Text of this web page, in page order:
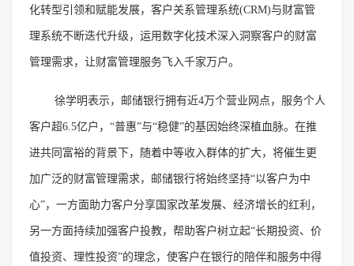
化转型引领和赋能发展，客户关系管理系统(CRM)与财富管
理系统不断迭代升级，运用数字化技术深入洞察客户的财富
管理需求，让财富管理服务飞入千家万户。
徐学明表示，邮储银行拥有近4万个营业网点，服务个人
客户超6.5亿户，“普惠”与“稳健”的基因始终深植血脉。在推
进共同富裕的背景下，随着中等收入群体的扩大，将催生更
加广泛的财富管理需求，邮储银行将始终坚持“以客户为中
心”，一方面助力客户分享国家改革发展、经济增长的红利，
另一方面持续加强客户投教，帮助客户树立起“长期投资、价
值投资、理性投资”的理念，使客户在银行的陪伴和服务中得